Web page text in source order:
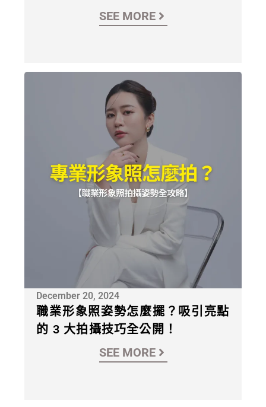
SEE MORE
December 20, 2024
職業形象照姿勢怎麼擺？吸引亮點
的 3 大拍攝技巧全公開！
SEE MORE